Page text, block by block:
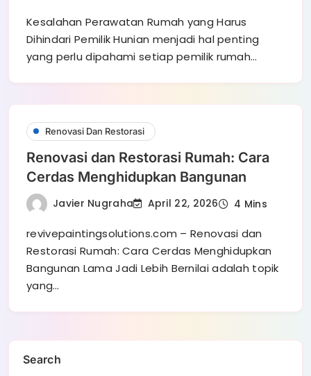
Kesalahan Perawatan Rumah yang Harus
Dihindari Pemilik Hunian menjadi hal penting
yang perlu dipahami setiap pemilik rumah…
Renovasi Dan Restorasi
Renovasi dan Restorasi Rumah: Cara
Cerdas Menghidupkan Bangunan
Javier Nugraha April 22, 2026 4 Mins
revivepaintingsolutions.com – Renovasi dan
Restorasi Rumah: Cara Cerdas Menghidupkan
Bangunan Lama Jadi Lebih Bernilai adalah topik
yang…
Search